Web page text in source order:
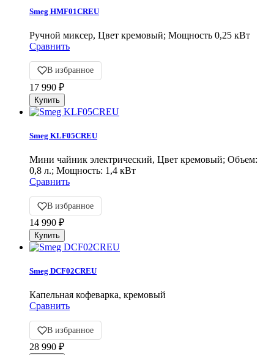
Smeg HMF01CREU
Ручной миксер, Цвет кремовый; Мощность 0,25 кВт
Сравнить
В избранное
17 990 ₽
Smeg KLF05CREU
Мини чайник электрический, Цвет кремовый; Объем:
0,8 л.; Мощность: 1,4 кВт
Сравнить
В избранное
14 990 ₽
Smeg DCF02CREU
Капельная кофеварка, кремовый
Сравнить
В избранное
28 990 ₽